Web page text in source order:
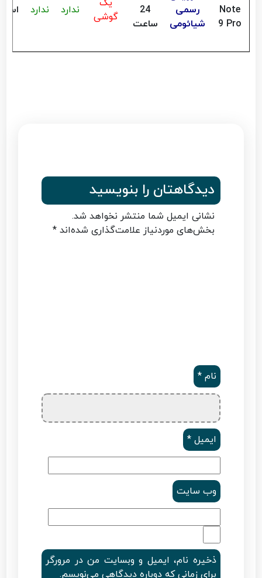
Note
9 Pro
رسمی
شیائومی
24
ساعت
یک
گوشی
ندارد ندارد
دیدگاهتان را بنویسید
نشانی ایمیل شما منتشر نخواهد شد.
بخش‌های موردنیاز علامت‌گذاری شده‌اند*
نام*
ایمیل*
وب‌ سایت
ذخیره نام، ایمیل و وبسایت من در مرورگر
برای زمانی که دوباره دیدگاهی می‌نویسم.